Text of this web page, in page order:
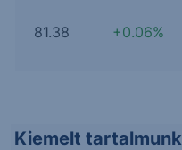
81.38 +0.06%
Kiemelt tartalmunk